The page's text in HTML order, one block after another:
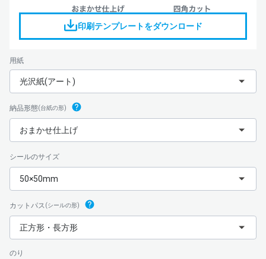
印刷テンプレートをダウンロード
用紙
光沢紙(アート)
納品形態(台紙の形)
おまかせ仕上げ
シールのサイズ
50×50mm
カットパス(シールの形)
正方形・長方形
のり